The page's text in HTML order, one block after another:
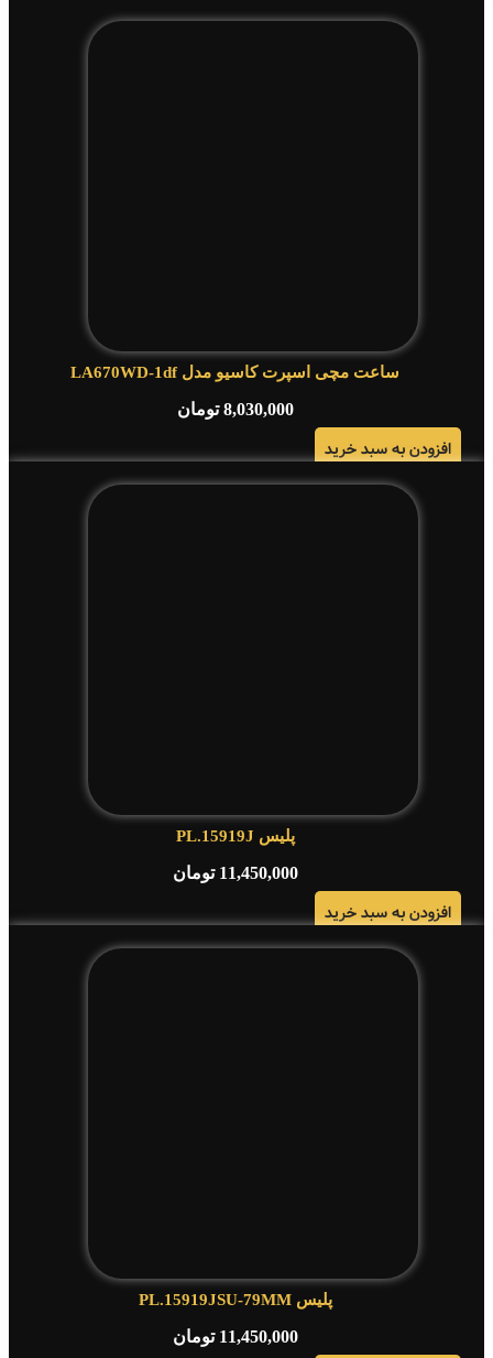
ساعت مچی اسپرت کاسیو مدل LA670WD-1df
8,030,000 تومان
افزودن به سبد خرید
پلیس PL.15919J
11,450,000 تومان
افزودن به سبد خرید
پلیس PL.15919JSU-79MM
11,450,000 تومان